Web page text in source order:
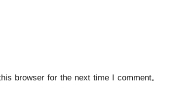
browser for the next time I comment.